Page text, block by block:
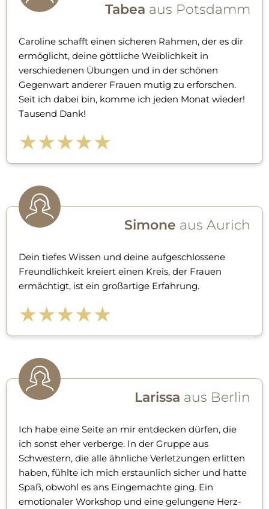
Tabea aus Potsdamm
Caroline schafft einen sicheren Rahmen, der es dir
ermöglicht, deine göttliche Weiblichkeit in
verschiedenen Übungen und in der schönen
Gegenwart anderer Frauen mutig zu erforschen.
Seit ich dabei bin, komme ich jeden Monat wieder!
Tausend Dank!
★★★★★
Simone aus Aurich
Dein tiefes Wissen und deine aufgeschlossene
Freundlichkeit kreiert einen Kreis, der Frauen
ermächtigt, ist ein großartige Erfahrung.
★★★★★
Larissa aus Berlin
Ich habe eine Seite an mir entdecken dürfen, die
ich sonst eher verberge. In der Gruppe aus
Schwestern, die alle ähnliche Verletzungen erlitten
haben, fühlte ich mich erstaunlich sicher und hatte
Spaß, obwohl es ans Eingemachte ging. Ein
emotionaler Workshop und eine gelungene Herz-